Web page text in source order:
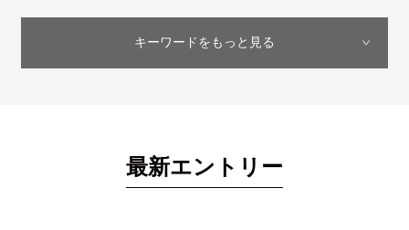
キーワードをもっと見る
最新エントリー